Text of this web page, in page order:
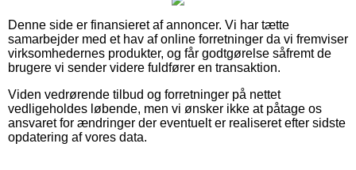
Denne side er finansieret af annoncer. Vi har tætte
samarbejder med et hav af online forretninger da vi fremviser
virksomhedernes produkter, og får godtgørelse såfremt de
brugere vi sender videre fuldfører en transaktion.
Viden vedrørende tilbud og forretninger på nettet
vedligeholdes løbende, men vi ønsker ikke at påtage os
ansvaret for ændringer der eventuelt er realiseret efter sidste
opdatering af vores data.